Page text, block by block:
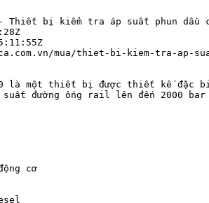
Thiết bị kiểm tra áp suất phun dầu
mua/thiet-bi-kiem-tra-ap-
là một thiết bị được thiết kế đặc
đường ống rail lên đến 2000 bar